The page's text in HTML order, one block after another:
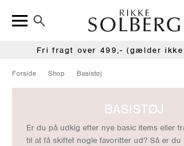
Fri fragt over 499,- (gælder
Forside Shop Basistøj
BASISTØJ
Er du på udkig efter nye basic items eller
til at få skiftet nogle favoritter ud? Så er du